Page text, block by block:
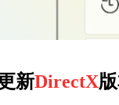
新DirectX